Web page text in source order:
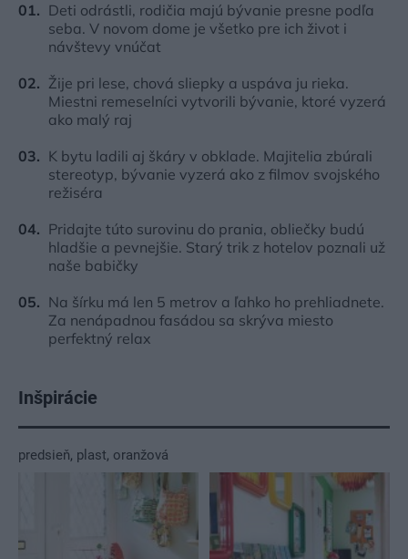
Deti odrástli, rodičia majú bývanie presne podľa
seba. V novom dome je všetko pre ich život i
návštevy vnúčat
Žije pri lese, chová sliepky a uspáva ju rieka.
Miestni remeselníci vytvorili bývanie, ktoré vyzerá
ako malý raj
K bytu ladili aj škáry v obklade. Majitelia zbúrali
stereotyp, bývanie vyzerá ako z filmov svojského
režiséra
Pridajte túto surovinu do prania, obliečky budú
hladšie a pevnejšie. Starý trik z hotelov poznali už
naše babičky
Na šírku má len 5 metrov a ľahko ho prehliadnete.
Za nenápadnou fasádou sa skrýva miesto
perfektný relax
Inšpirácie
predsieň, plast, oranžová